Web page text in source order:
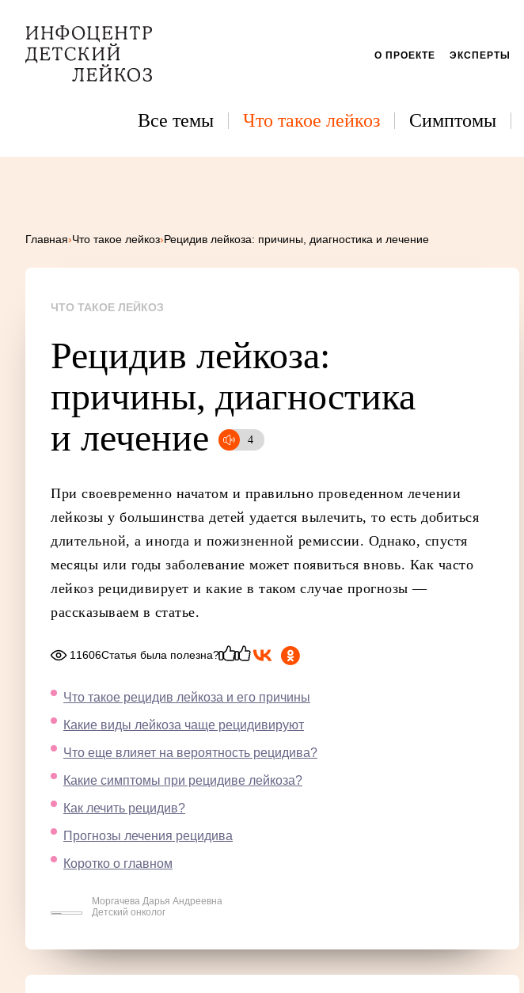
О ПРОЕКТЕ ЭКСПЕРТЫ
Все темы Что такое лейкоз Симптомы
Главная›Что такое лейкоз›Рецидив лейкоза: причины, диагностика и лечение
ЧТО ТАКОЕ ЛЕЙКОЗ
Рецидив лейкоза:
причины, ди­аг­ности­ка
и ле­че­ние
При своевременно начатом и правильно проведенном лечении
лейкозы у большинства детей удается вылечить, то есть добиться
длительной, а иногда и пожизненной ремиссии. Однако, спустя
месяцы или годы заболевание может появиться вновь. Как часто
лейкоз рецидивирует и какие в таком случае прогнозы —
рассказываем в статье.
11606Статья была полезна?
Что такое рецидив лейкоза и его причины
Какие виды лейкоза чаще рецидивируют
Что еще влияет на вероятность рецидива?
Какие симптомы при рецидиве лейкоза?
Как лечить рецидив?
Прогнозы лечения рецидива
Коротко о главном
Моргачева Дарья Андреевна
Детский онколог